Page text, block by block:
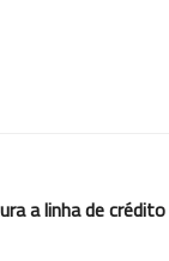
a linha de